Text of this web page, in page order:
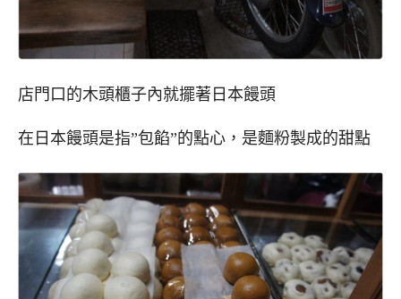
店門口的木頭櫃子內就擺著日本饅頭
在日本饅頭是指”包餡”的點心，是麵粉製成的甜點